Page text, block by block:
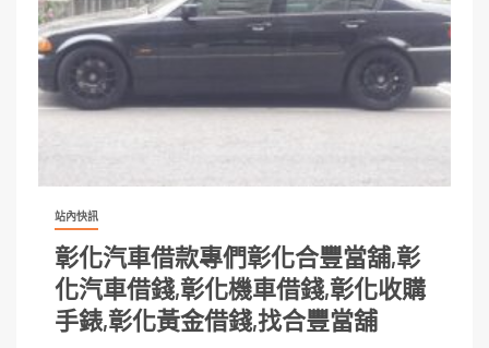
站內快訊
彰化汽車借款專們彰化合豐當舖,彰
化汽車借錢,彰化機車借錢,彰化收購
手錶,彰化黃金借錢,找合豐當舖